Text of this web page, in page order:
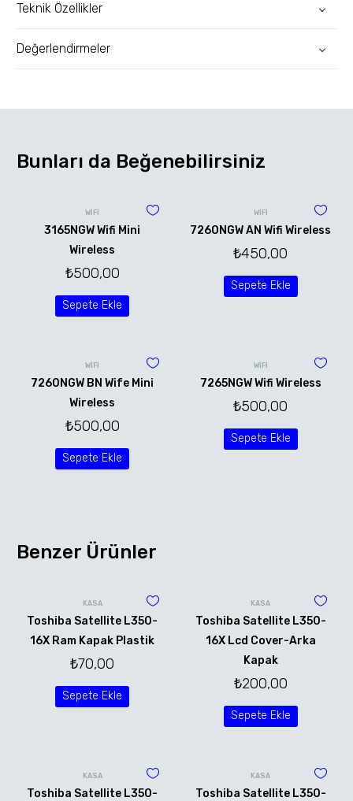
Teknik Özellikler
Değerlendirmeler
Bunları da Beğenebilirsiniz
WİFİ
3165NGW Wifi Mini
Wireless
₺500,00
Sepete Ekle
WİFİ
7260NGW AN Wifi Wireless
₺450,00
Sepete Ekle
WİFİ
7260NGW BN Wife Mini
Wireless
₺500,00
Sepete Ekle
WİFİ
7265NGW Wifi Wireless
₺500,00
Sepete Ekle
Benzer Ürünler
KASA
Toshiba Satellite L350-
16X Ram Kapak Plastik
₺70,00
Sepete Ekle
KASA
Toshiba Satellite L350-
16X Lcd Cover-Arka
Kapak
₺200,00
Sepete Ekle
KASA
Toshiba Satellite L350-
KASA
Toshiba Satellite L350-